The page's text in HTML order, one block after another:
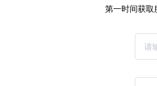
第一时间获取